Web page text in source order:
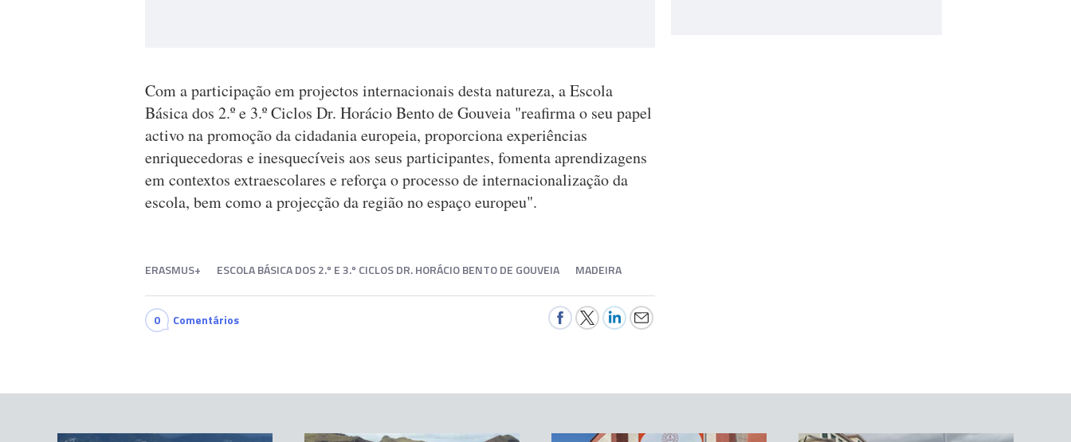
Com a participação em projectos internacionais desta natureza, a Escola
Básica dos 2.º e 3.º Ciclos Dr. Horácio Bento de Gouveia "reafirma o seu papel
activo na promoção da cidadania europeia, proporciona experiências
enriquecedoras e inesquecíveis aos seus participantes, fomenta aprendizagens
em contextos extraescolares e reforça o processo de internacionalização da
escola, bem como a projecção da região no espaço europeu".
ERASMUS+ ESCOLA BÁSICA DOS 2.º E 3.º CICLOS DR. HORÁCIO BENTO DE GOUVEIA MADEIRA
0 Comentários